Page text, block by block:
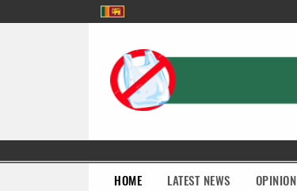
HOME(current)LATEST NEWS OPINION